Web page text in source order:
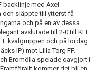
backlinje med Axel
släppte till ytterst få
och på en av dessa
avslutade till 2-0 till KFF.
kvalgruppen och på lördag
IP) mot Lilla Torg FF.
Bromölla spelade oavgjort i